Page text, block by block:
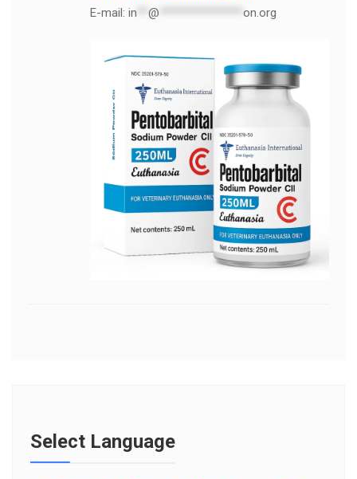
E-mail: in @ on.org
Select Language